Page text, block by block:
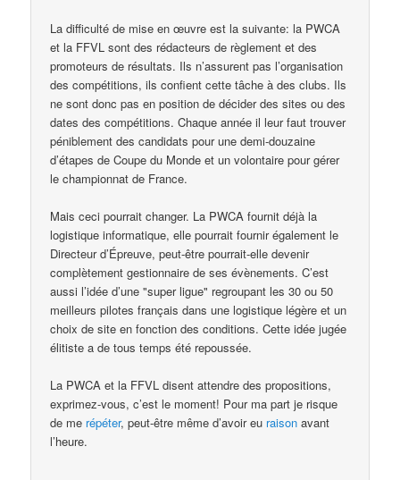
La difficulté de mise en œuvre est la suivante: la PWCA
et la FFVL sont des rédacteurs de règlement et des
promoteurs de résultats. Ils n’assurent pas l’organisation
des compétitions, ils confient cette tâche à des clubs. Ils
ne sont donc pas en position de décider des sites ou des
dates des compétitions. Chaque année il leur faut trouver
péniblement des candidats pour une demi-douzaine
d’étapes de Coupe du Monde et un volontaire pour gérer
le championnat de France.
Mais ceci pourrait changer. La PWCA fournit déjà la
logistique informatique, elle pourrait fournir également le
Directeur d’Épreuve, peut-être pourrait-elle devenir
complètement gestionnaire de ses évènements. C’est
aussi l’idée d’une "super ligue" regroupant les 30 ou 50
meilleurs pilotes français dans une logistique légère et un
choix de site en fonction des conditions. Cette idée jugée
élitiste a de tous temps été repoussée.
La PWCA et la FFVL disent attendre des propositions,
exprimez-vous, c’est le moment! Pour ma part je risque
de me répéter, peut-être même d’avoir eu raison avant
l’heure.